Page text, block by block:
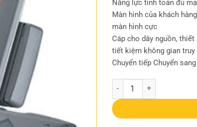
Năng lực tính toán đủ
Màn hình của khách
màn hình cực
Cáp cho dây nguồn,
tiết kiệm không gian truy
Chuyển tiếp Chuyển
Máy bán hàng Pec POS